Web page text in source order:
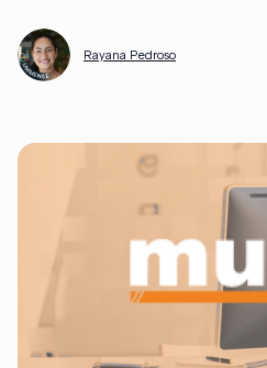
Rayana Pedroso